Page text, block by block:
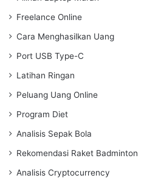
Freelance Online
Cara Menghasilkan Uang
Port USB Type-C
Latihan Ringan
Peluang Uang Online
Program Diet
Analisis Sepak Bola
Rekomendasi Raket Badminton
Analisis Cryptocurrency